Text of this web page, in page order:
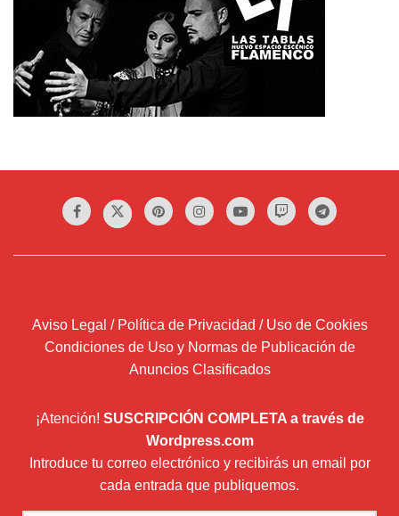
Aviso Legal / Política de Privacidad / Uso de Cookies
Condiciones de Uso y Normas de Publicación de
Anuncios Clasificados
¡Atención! SUSCRIPCIÓN COMPLETA a través de
Wordpress.com
Introduce tu correo electrónico y recibirás un email por
cada entrada que publiquemos.